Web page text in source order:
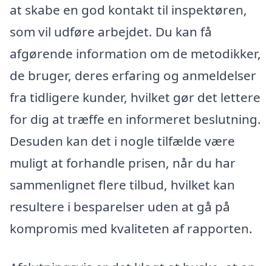
at skabe en god kontakt til inspektøren,
som vil udføre arbejdet. Du kan få
afgørende information om de metodikker,
de bruger, deres erfaring og anmeldelser
fra tidligere kunder, hvilket gør det lettere
for dig at træffe en informeret beslutning.
Desuden kan det i nogle tilfælde være
muligt at forhandle prisen, når du har
sammenlignet flere tilbud, hvilket kan
resultere i besparelser uden at gå på
kompromis med kvaliteten af rapporten.